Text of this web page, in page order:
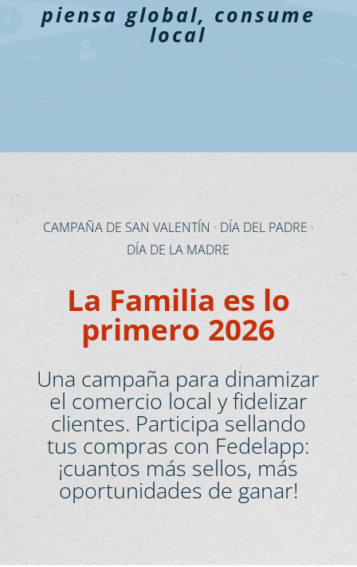
piensa global, consume
local
CAMPAÑA DE SAN VALENTÍN · DÍA DEL PADRE ·
DÍA DE LA MADRE
La Familia es lo
primero 2026
Una campaña para dinamizar
el comercio local y fidelizar
clientes. Participa sellando
tus compras con Fedelapp:
¡cuantos más sellos, más
oportunidades de ganar!